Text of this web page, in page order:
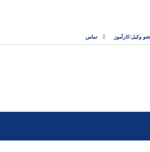
وکیل/کارآموز تماس